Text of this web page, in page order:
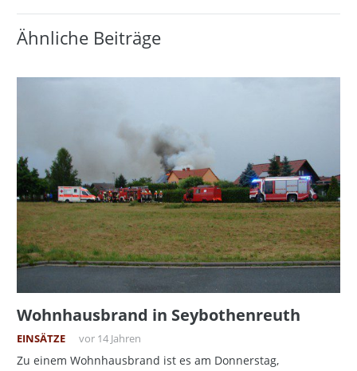
Ähnliche Beiträge
Wohnhausbrand in Seybothenreuth
EINSÄTZE vor 14 Jahren
Zu einem Wohnhausbrand ist es am Donnerstag,